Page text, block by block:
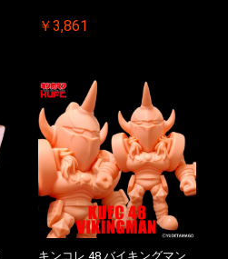
￥3,861
キンコレ 48 バイキングマン